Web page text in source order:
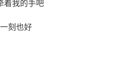
着我的手吧
一刻也好